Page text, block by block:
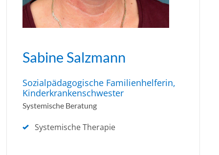
Sabine Salzmann
Sozialpädagogische Familienhelferin,
Kinderkrankenschwester
Systemische Beratung
Systemische Therapie